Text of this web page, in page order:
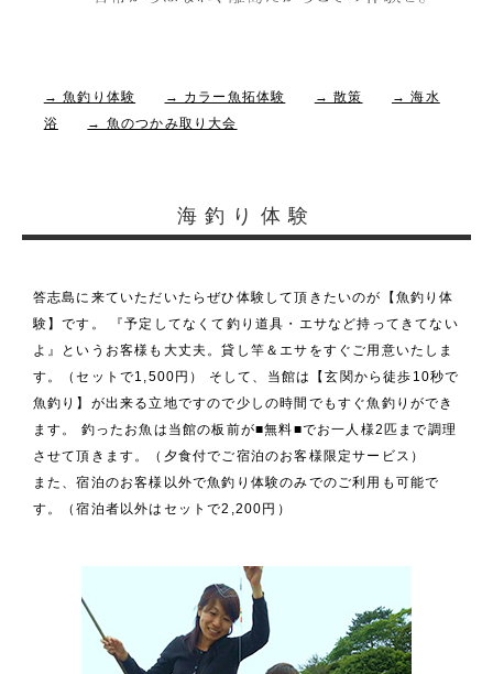
→ 魚釣り体験 → カラー魚拓体験 → 散策
→ 海水
浴
→ 魚のつかみ取り大会
海釣り体験
答志島に来ていただいたらぜひ体験して頂きたいのが【魚釣り体
験】です。 『予定してなくて釣り道具・エサなど持ってきてない
よ』というお客様も大丈夫。貸し竿＆エサをすぐご用意いたしま
す。（セットで1,500円） そして、当館は【玄関から徒歩10秒で
魚釣り】が出来る立地ですので少しの時間でもすぐ魚釣りができ
ます。 釣ったお魚は当館の板前が■無料■でお一人様2匹まで調理
させて頂きます。（夕食付でご宿泊のお客様限定サービス）
また、宿泊のお客様以外で魚釣り体験のみでのご利用も可能で
す。（宿泊者以外はセットで2,200円）